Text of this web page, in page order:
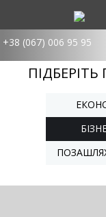
+38 (067) 006 95 95